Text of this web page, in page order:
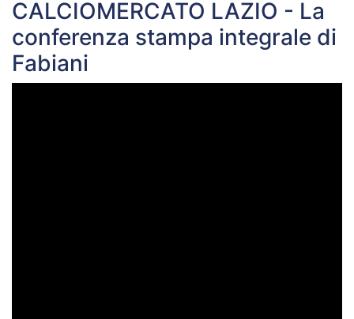
CALCIOMERCATO LAZIO - La
conferenza stampa integrale di
Fabiani